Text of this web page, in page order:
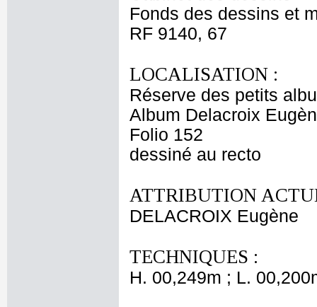
Fonds des dessins et
RF 9140, 67
LOCALISATION :
Réserve des petits
Album Delacroix
Folio 152
dessiné au recto
ATTRIBUTION
DELACROIX Eugène
TECHNIQUES :
H. 00,249m ; L.